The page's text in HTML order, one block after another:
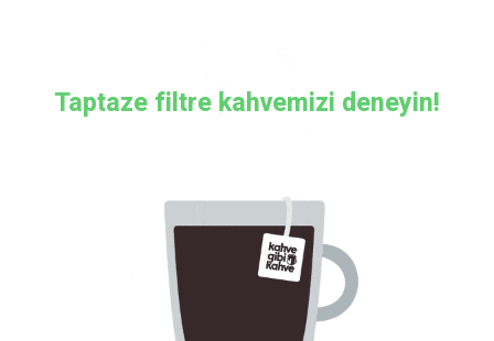
Taptaze filtre kahvemizi deneyin!